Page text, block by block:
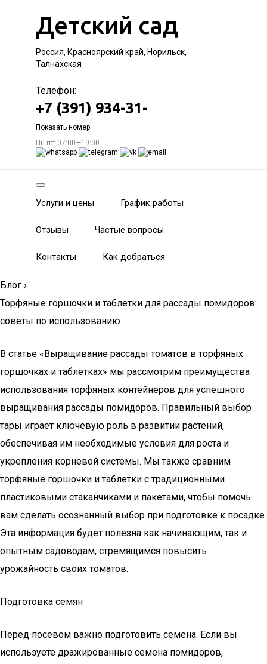
Детский сад
Россия, Красноярский край, Норильск,
Талнахская
Телефон:
+7 (391) 934-31-
Показать номер
Пн-пт: 07:00—19:00
Услуги и цены График работы
Отзывы Частые вопросы
Контакты Как добраться
Блог ›
Торфяные горшочки и таблетки для рассады помидоров:
советы по использованию
В статье «Выращивание рассады томатов в торфяных
горшочках и таблетках» мы рассмотрим преимущества
использования торфяных контейнеров для успешного
выращивания рассады помидоров. Правильный выбор
тары играет ключевую роль в развитии растений,
обеспечивая им необходимые условия для роста и
укрепления корневой системы. Мы также сравним
торфяные горшочки и таблетки с традиционными
пластиковыми стаканчиками и пакетами, чтобы помочь
вам сделать осознанный выбор при подготовке к посадке.
Эта информация будет полезна как начинающим, так и
опытным садоводам, стремящимся повысить
урожайность своих томатов.
Подготовка семян
Перед посевом важно подготовить семена. Если вы
используете дражированные семена помидоров,